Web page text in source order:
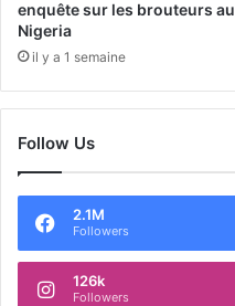
enquête sur les brouteurs au
Nigeria
il y a 1 semaine
Follow Us
2.1M
Followers
126k
Followers